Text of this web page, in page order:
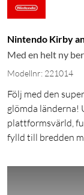
Nintendo Kirby
Med en helt ny
Modellnr: 221014
Följ med den
glömda länderna!
plattformsvärld,
fylld till bredden